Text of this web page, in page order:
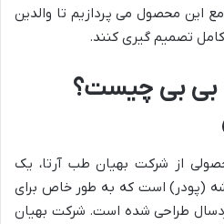
این محصول می پردازیم تا والدین
تصمیم گیری کنند.
بی بی چیست؟
از شرکت بهیان طب آرتا، یک
(پودر) است که به طور خاص برای
طراحی شده است. شرکت بهیان